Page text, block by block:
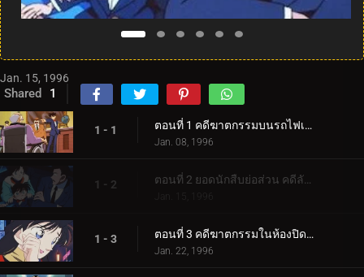
Jan. 15, 1996
Shared 1
1 - 1 ตอนที่ 1 คดีฆาตกรรมบนรถไฟเหาะ
Jan. 08, 1996
1 - 2 ตอนที่ 2 ยอดนักสืบย่อส่วน คดีลักพาตัวลูกสาวประธานบริษัท
Jan. 15, 1996
1 - 3 ตอนที่ 3 คดีฆาตกรรมในห้องปิดตายของยอดดารา
Jan. 22, 1996